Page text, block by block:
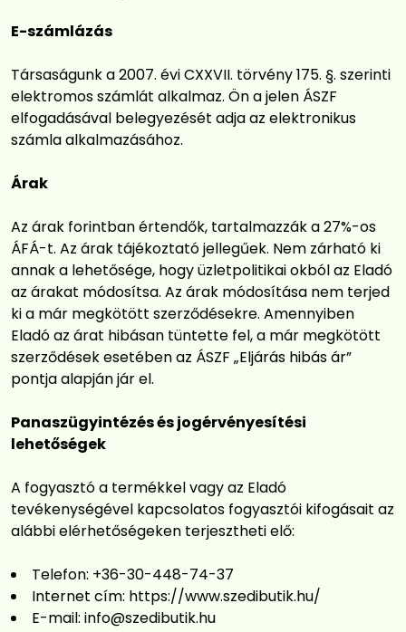
E-számlázás
Társaságunk a 2007. évi CXXVII. törvény 175. §. szerinti
elektromos számlát alkalmaz. Ön a jelen ÁSZF
elfogadásával belegyezését adja az elektronikus
számla alkalmazásához.
Árak
Az árak forintban értendők, tartalmazzák a 27%-os
ÁFÁ-t. Az árak tájékoztató jellegűek. Nem zárható ki
annak a lehetősége, hogy üzletpolitikai okból az Eladó
az árakat módosítsa. Az árak módosítása nem terjed
ki a már megkötött szerződésekre. Amennyiben
Eladó az árat hibásan tüntette fel, a már megkötött
szerződések esetében az ÁSZF „Eljárás hibás ár”
pontja alapján jár el.
Panaszügyintézés és jogérvényesítési
lehetőségek
A fogyasztó a termékkel vagy az Eladó
tevékenységével kapcsolatos fogyasztói kifogásait az
alábbi elérhetőségeken terjesztheti elő:
Telefon: +36-30-448-74-37
Internet cím: https://www.szedibutik.hu/
E-mail: info@szedibutik.hu